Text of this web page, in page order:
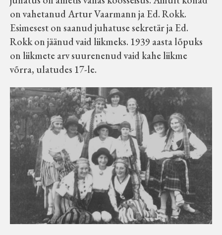
on vahetanud Artur Vaarmann ja Ed. Rokk.
Esimesest on saanud juhatuse sekretär ja Ed.
Rokk on jäänud vaid liikmeks. 1939 aasta lõpuks
on liikmete arv suurenenud vaid kahe liikme
võrra, ulatudes 17-le.